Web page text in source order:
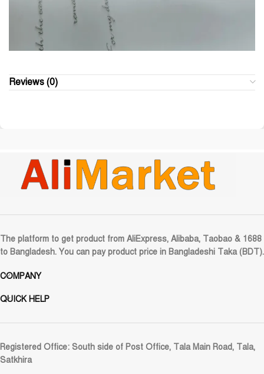
Reviews (0)
The platform to get product from AliExpress, Alibaba, Taobao & 1688
to Bangladesh. You can pay product price in Bangladeshi Taka (BDT).
COMPANY
QUICK HELP
Registered Office: South side of Post Office, Tala Main Road, Tala,
Satkhira